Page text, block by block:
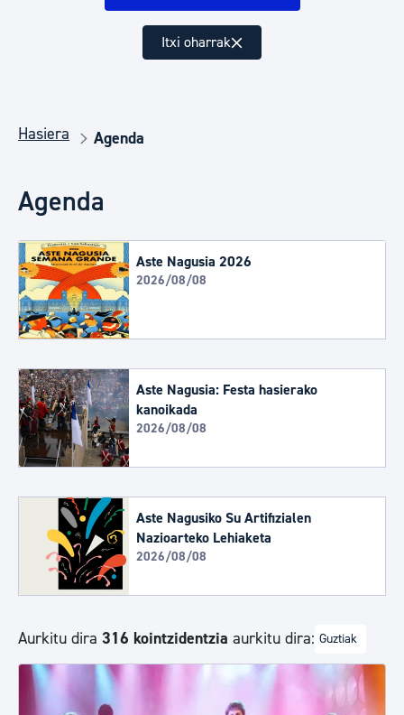
Itxi oharrak
Hasiera Agenda
Agenda
Aste Nagusia 2026
2026/08/08
Aste Nagusia: Festa hasierako
kanoikada
2026/08/08
Aste Nagusiko Su Artifizialen
Nazioarteko Lehiaketa
2026/08/08
Aurkitu dira 316 kointzidentzia aurkitu dira: Guztiak